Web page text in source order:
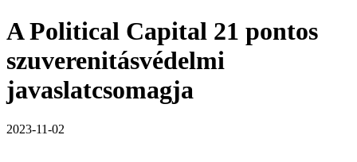
A Political Capital 21 pontos
szuverenitásvédelmi
javaslatcsomagja
2023-11-02